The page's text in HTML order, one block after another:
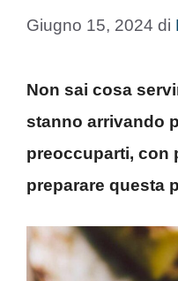
Giugno 15, 2024 di
Non sai cosa
stanno arrivando
preoccuparti, con
preparare questa